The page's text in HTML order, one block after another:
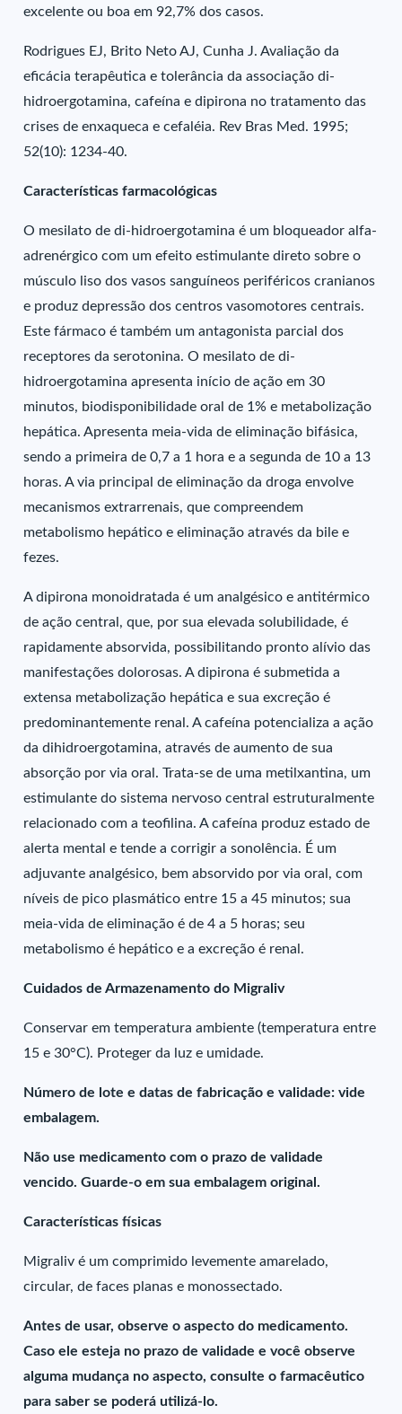
excelente ou boa em 92,7% dos casos.
Rodrigues EJ, Brito Neto AJ, Cunha J. Avaliação da
eficácia terapêutica e tolerância da associação di-
hidroergotamina, cafeína e dipirona no tratamento das
crises de enxaqueca e cefaléia. Rev Bras Med. 1995;
52(10): 1234-40.
Características farmacológicas
O mesilato de di-hidroergotamina é um bloqueador alfa-
adrenérgico com um efeito estimulante direto sobre o
músculo liso dos vasos sanguíneos periféricos cranianos
e produz depressão dos centros vasomotores centrais.
Este fármaco é também um antagonista parcial dos
receptores da serotonina. O mesilato de di-
hidroergotamina apresenta início de ação em 30
minutos, biodisponibilidade oral de 1% e metabolização
hepática. Apresenta meia-vida de eliminação bifásica,
sendo a primeira de 0,7 a 1 hora e a segunda de 10 a 13
horas. A via principal de eliminação da droga envolve
mecanismos extrarrenais, que compreendem
metabolismo hepático e eliminação através da bile e
fezes.
A dipirona monoidratada é um analgésico e antitérmico
de ação central, que, por sua elevada solubilidade, é
rapidamente absorvida, possibilitando pronto alívio das
manifestações dolorosas. A dipirona é submetida a
extensa metabolização hepática e sua excreção é
predominantemente renal. A cafeína potencializa a ação
da dihidroergotamina, através de aumento de sua
absorção por via oral. Trata-se de uma metilxantina, um
estimulante do sistema nervoso central estruturalmente
relacionado com a teofilina. A cafeína produz estado de
alerta mental e tende a corrigir a sonolência. É um
adjuvante analgésico, bem absorvido por via oral, com
níveis de pico plasmático entre 15 a 45 minutos; sua
meia-vida de eliminação é de 4 a 5 horas; seu
metabolismo é hepático e a excreção é renal.
Cuidados de Armazenamento do Migraliv
Conservar em temperatura ambiente (temperatura entre
15 e 30°C). Proteger da luz e umidade.
Número de lote e datas de fabricação e validade: vide
embalagem.
Não use medicamento com o prazo de validade
vencido. Guarde-o em sua embalagem original.
Características físicas
Migraliv é um comprimido levemente amarelado,
circular, de faces planas e monossectado.
Antes de usar, observe o aspecto do medicamento.
Caso ele esteja no prazo de validade e você observe
alguma mudança no aspecto, consulte o farmacêutico
para saber se poderá utilizá-lo.